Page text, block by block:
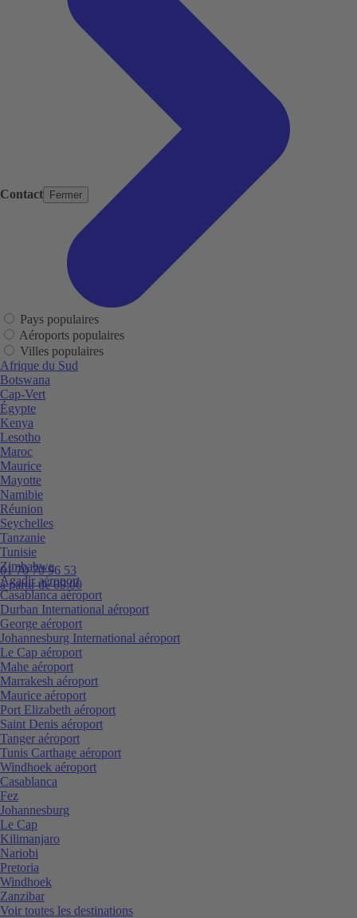
Contact Fermer
01 70 70 96 53
à partir de 09:00
Pays populaires
Aéroports populaires
Villes populaires
Afrique du Sud
Botswana
Cap-Vert
Égypte
Kenya
Lesotho
Maroc
Maurice
Mayotte
Namibie
Réunion
Seychelles
Tanzanie
Tunisie
Zimbabwe
Agadir aéroport
Casablanca aéroport
Durban International aéroport
George aéroport
Johannesburg International aéroport
Le Cap aéroport
Mahe aéroport
Marrakesh aéroport
Maurice aéroport
Port Elizabeth aéroport
Saint Denis aéroport
Tanger aéroport
Tunis Carthage aéroport
Windhoek aéroport
Casablanca
Fez
Johannesburg
Le Cap
Kilimanjaro
Nariobi
Pretoria
Windhoek
Zanzibar
Voir toutes les destinations